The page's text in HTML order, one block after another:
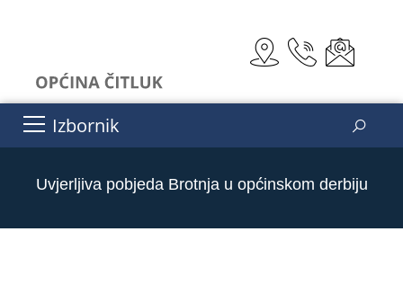
Izbornik
Uvjerljiva pobjeda Brotnja u općinskom derbiju